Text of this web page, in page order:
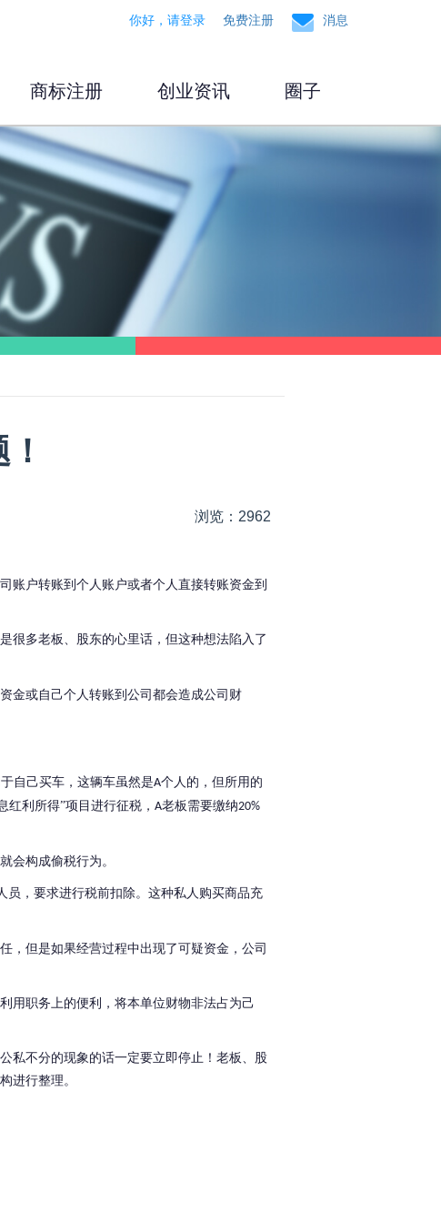
你好，请登录 免费注册 消息
商标注册 创业资讯 圈子
浏览：2962
账户转账到个人账户或者个人直接转账资金到
很多老板、股东的心里话，但这种想法陷入了
金或自己个人转账到公司都会造成公司财
自己买车，这辆车虽然是A个人的，但所用的
利所得”项目进行征税， A老板需要缴纳20%
会构成偷税行为。
员，要求进行税前扣除。这种私人购买商品充
，但是如果经营过程中出现了可疑资金，公司
用职务上的便利，将本单位财物非法占为己
私不分的现象的话一定要立即停止！老板、股
进行整理。